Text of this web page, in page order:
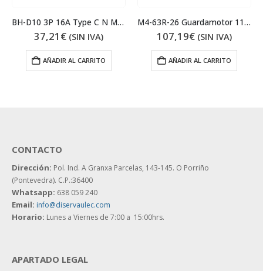
BH-D10 3P 16A Type C N Magnetotérmico
37,21 € (SIN IVA)
AÑADIR AL CARRITO
M4-63R-26 Guardamotor 11kW 26A
107,19€ (SIN IVA)
AÑADIR AL CARRITO
CONTACTO
Dirección: Pol. Ind. A Granxa Parcelas, 143-145. O Porriño
(Pontevedra). C.P.:36400
Whatsapp: 638 059 240
Email: info@diservaulec.com
Horario: Lunes a Viernes de 7:00 a 15:00hrs.
APARTADO LEGAL